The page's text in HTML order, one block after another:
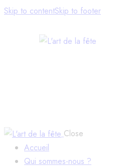
Skip to contentSkip to footer
Close
Accueil
Qui sommes-nous ?